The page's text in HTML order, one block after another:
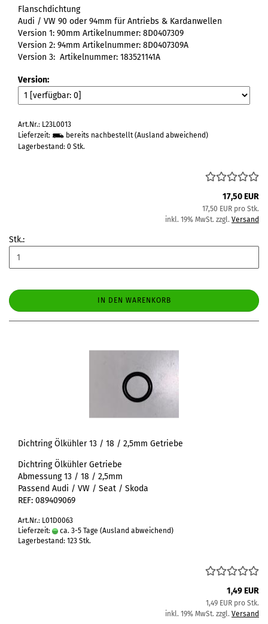
Flanschdichtung
Audi / VW 90 oder 94mm für Antriebs & Kardanwellen
Version 1: 90mm Artikelnummer: 8D0407309
Version 2: 94mm Artikelnummer: 8D0407309A
Version 3: Artikelnummer: 183521141A
Version:
Art.Nr.: L23L0013
Lieferzeit:
bereits nachbestellt (Ausland abweichend)
Lagerbestand: 0 Stk.
17,50 EUR
17,50 EUR pro Stk.
inkl. 19% MwSt. zzgl. Versand
Stk.:
IN DEN WARENKORB
Dichtring Ölkühler 13 / 18 / 2,5mm Getriebe
Dichtring Ölkühler Getriebe
Abmessung 13 / 18 / 2,5mm
Passend Audi / VW / Seat / Skoda
REF: 089409069
Art.Nr.: L01D0063
Lieferzeit:
ca. 3-5 Tage (Ausland abweichend)
Lagerbestand: 123 Stk.
1,49 EUR
1,49 EUR pro Stk.
inkl. 19% MwSt. zzgl. Versand